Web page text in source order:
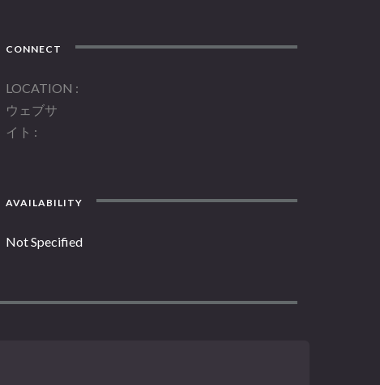
CONNECT
LOCATION
ウェブサ
イト
AVAILABILITY
Not Specified